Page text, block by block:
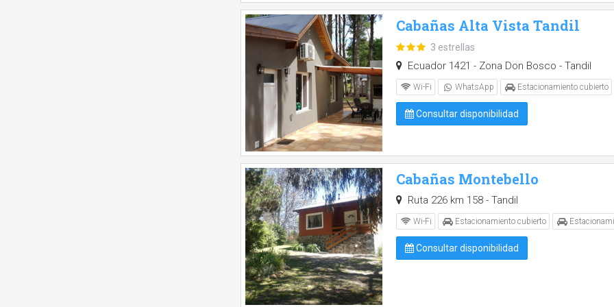
Cabañas Alta Vista Tandil
3 estrellas
Ecuador 1421 - Zona Don Bosco - Tandil
Wi-Fi WhatsApp Estacionamiento cubierto
Consultar disponibilidad
Cabañas Montebello
Ruta 226 km 158 - Tandil
Wi-Fi Estacionamiento cubierto
Consultar disponibilidad